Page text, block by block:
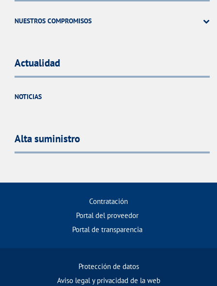
NUESTROS COMPROMISOS
Actualidad
NOTICIAS
Alta suministro
Contratación
Portal del proveedor
Portal de transparencia
Protección de datos
Aviso legal y privacidad de la web